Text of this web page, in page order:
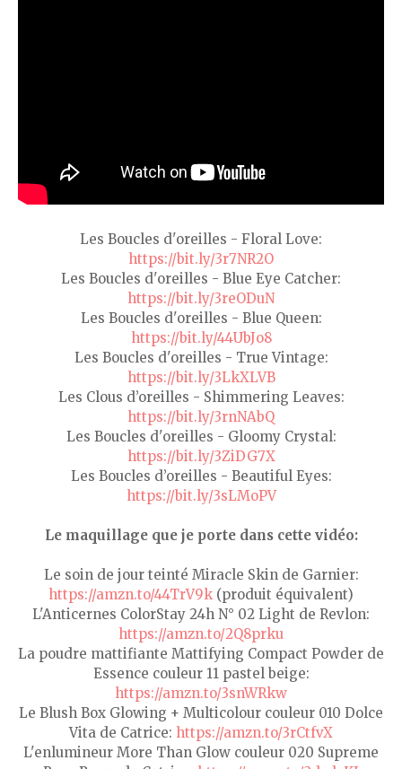
Les Boucles d'oreilles - Floral Love:
https://bit.ly/3r7NR2O
Les Boucles d'oreilles - Blue Eye Catcher:
https://bit.ly/3reODuN
Les Boucles d'oreilles - Blue Queen:
https://bit.ly/44UbJo8
Les Boucles d'oreilles - True Vintage:
https://bit.ly/3LkXLVB
Les Clous d’oreilles - Shimmering Leaves:
https://bit.ly/3rnNAbQ
Les Boucles d'oreilles - Gloomy Crystal:
https://bit.ly/3ZiDG7X
Les Boucles d’oreilles - Beautiful Eyes:
https://bit.ly/3sLMoPV
Le maquillage que je porte dans cette vidéo:
Le soin de jour teinté Miracle Skin de Garnier:
https://amzn.to/44TrV9k (produit équivalent)
L'Anticernes ColorStay 24h N° 02 Light de Revlon:
https://amzn.to/2Q8prku
La poudre mattifiante Mattifying Compact Powder de
Essence couleur 11 pastel beige:
https://amzn.to/3snWRkw
Le Blush Box Glowing + Multicolour couleur 010 Dolce
Vita de Catrice: https://amzn.to/3rCtfvX
L'enlumineur More Than Glow couleur 020 Supreme